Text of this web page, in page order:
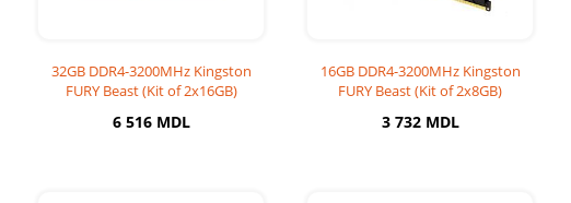
32GB DDR4-3200MHz Kingston
FURY Beast (Kit of 2x16GB)
6 516 MDL
16GB DDR4-3200MHz Kingston
FURY Beast (Kit of 2x8GB)
3 732 MDL